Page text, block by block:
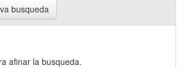
busqueda
afinar la busqueda.